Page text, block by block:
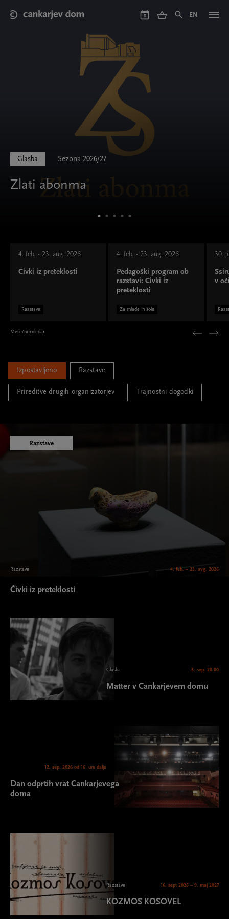
main
8 EN
Glasba Sezona 2026/27
Zlati abonma
4. feb. - 23. aug. 2026
Čivki iz preteklosti
Razstave
4. feb. - 23. aug. 2026
Pedagoški program ob
razstavi: Čivki iz
preteklosti
Za mlade in šole
30.
v
Mesečni koledar
Izpostavljeno Razstave
Prireditve drugih organizatorjev Trajnostni dogodki
Razstave
Razstave 4. feb. – 23. avg. 2026
Čivki iz preteklosti
Glasba 3. sep. 20:00
Matter v Cankarjevem domu
12. sep. 2026 od 16. ure dalje
Dan odprtih vrat Cankarjevega
doma
Razstave 16. sept 2026 – 9. maj 2027
KOZMOS KOSOVEL